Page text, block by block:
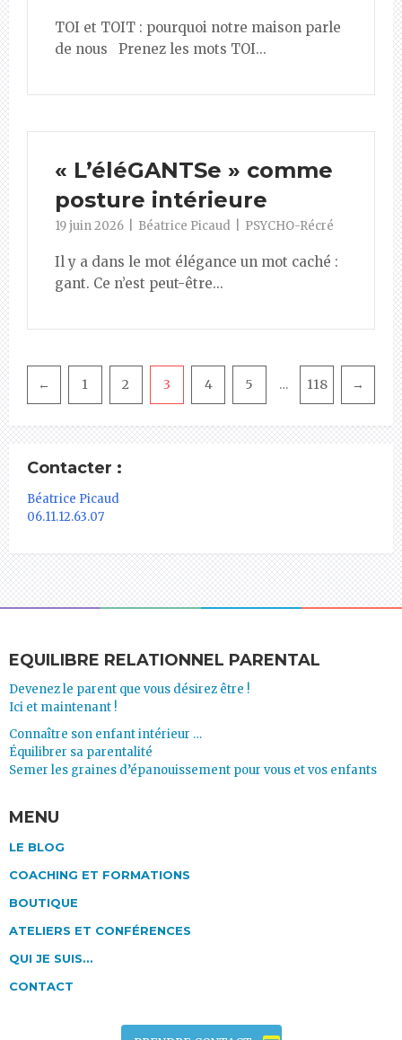
TOI et TOIT : pourquoi notre maison parle
de nous Prenez les mots TOI...
« L’éléGANTSe » comme
posture intérieure
19 juin 2026 Béatrice Picaud PSYCHO-Récré
Il y a dans le mot élégance un mot caché :
gant. Ce n’est peut-être...
Pagination
← 1 2 3 4 5 … 118 →
Contacter :
Béatrice Picaud
06.11.12.63.07
EQUILIBRE RELATIONNEL PARENTAL
Devenez le parent que vous désirez être !
Ici et maintenant !
Connaître son enfant intérieur …
Équilibrer sa parentalité
Semer les graines d’épanouissement pour vous et vos enfants
MENU
LE BLOG
COACHING ET FORMATIONS
BOUTIQUE
ATELIERS ET CONFÉRENCES
QUI JE SUIS…
CONTACT